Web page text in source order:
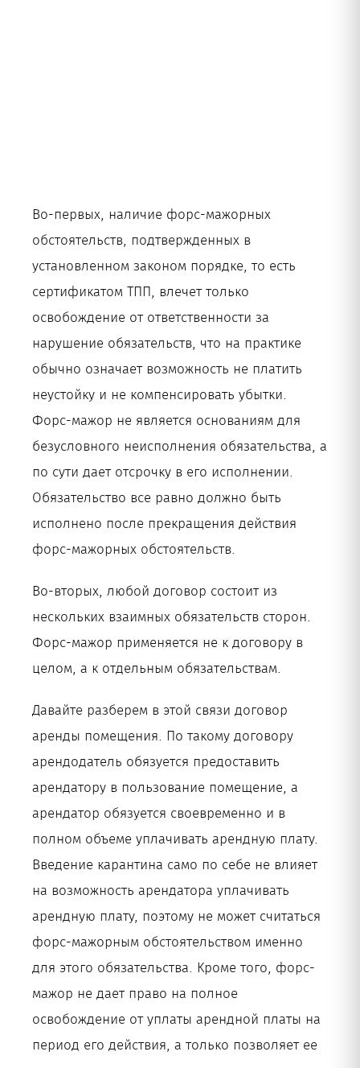
Во-первых, наличие форс-мажорных
обстоятельств, подтвержденных в
установленном законом порядке, то есть
сертификатом ТПП, влечет только
освобождение от ответственности за
нарушение обязательств, что на практике
обычно означает возможность не платить
неустойку и не компенсировать убытки.
Форс-мажор не является основаниям для
безусловного неисполнения обязательства, а
по сути дает отсрочку в его исполнении.
Обязательство все равно должно быть
исполнено после прекращения действия
форс-мажорных обстоятельств.
Во-вторых, любой договор состоит из
нескольких взаимных обязательств сторон.
Форс-мажор применяется не к договору в
целом, а к отдельным обязательствам.
Давайте разберем в этой связи договор
аренды помещения. По такому договору
арендодатель обязуется предоставить
арендатору в пользование помещение, а
арендатор обязуется своевременно и в
полном объеме уплачивать арендную плату.
Введение карантина само по себе не влияет
на возможность арендатора уплачивать
арендную плату, поэтому не может считаться
форс-мажорным обстоятельством именно
для этого обязательства. Кроме того, форс-
мажор не дает право на полное
освобождение от уплаты арендной платы на
период его действия, а только позволяет ее